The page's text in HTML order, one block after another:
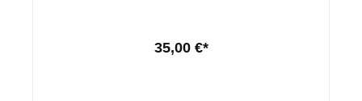
35,00 €*